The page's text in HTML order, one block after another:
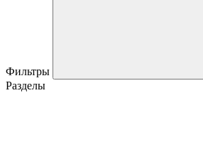
Фильтры
Разделы